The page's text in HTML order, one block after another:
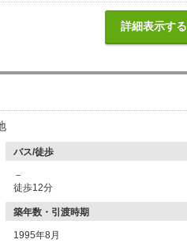
詳細表示する
バス/徒歩
－
徒歩12分
築年数・引渡時期
1995年8月